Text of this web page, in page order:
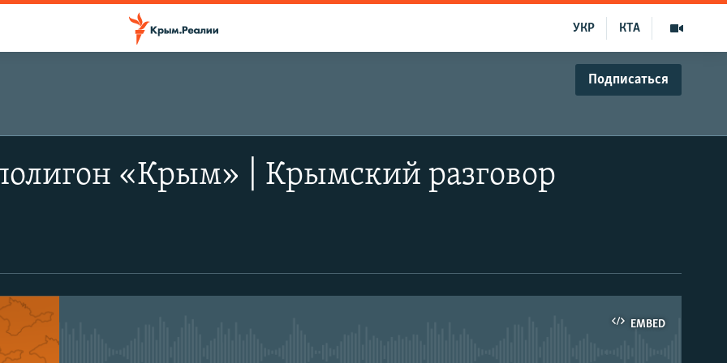
КТА
УКР
Подписаться
Apple Podcasts
«Крым» | Крымский разговор
EMBED